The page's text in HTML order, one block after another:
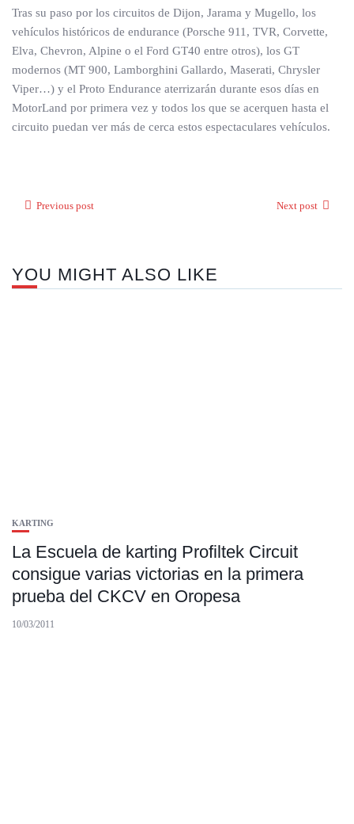
Tras su paso por los circuitos de Dijon, Jarama y Mugello, los
vehículos históricos de endurance (Porsche 911, TVR, Corvette,
Elva, Chevron, Alpine o el Ford GT40 entre otros), los GT
modernos (MT 900, Lamborghini Gallardo, Maserati, Chrysler
Viper…) y el Proto Endurance aterrizarán durante esos días en
MotorLand por primera vez y todos los que se acerquen hasta el
circuito puedan ver más de cerca estos espectaculares vehículos.
Previous post Next post
YOU MIGHT ALSO LIKE
KARTING
La Escuela de karting Profiltek Circuit
consigue varias victorias en la primera
prueba del CKCV en Oropesa
10/03/2011